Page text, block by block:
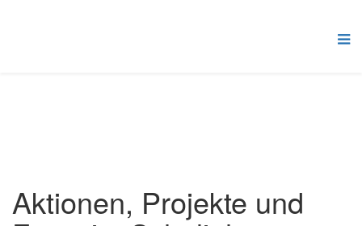
Aktionen, Projekte und